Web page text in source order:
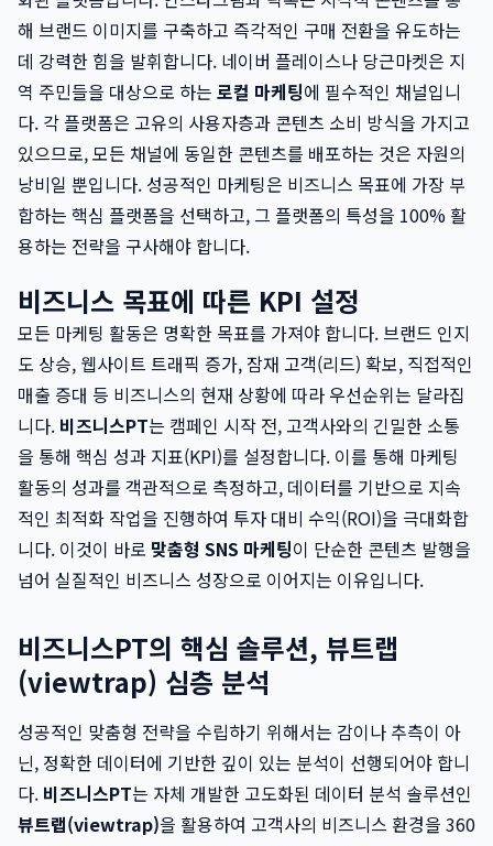
해 브랜드 이미지를 구축하고 즉각적인 구매 전환을 유도하는
데 강력한 힘을 발휘합니다. 네이버 플레이스나 당근마켓은 지
역 주민들을 대상으로 하는 로컬 마케팅에 필수적인 채널입니
다. 각 플랫폼은 고유의 사용자층과 콘텐츠 소비 방식을 가지고
있으므로, 모든 채널에 동일한 콘텐츠를 배포하는 것은 자원의
낭비일 뿐입니다. 성공적인 마케팅은 비즈니스 목표에 가장 부
합하는 핵심 플랫폼을 선택하고, 그 플랫폼의 특성을 100% 활
용하는 전략을 구사해야 합니다.
비즈니스 목표에 따른 KPI 설정
모든 마케팅 활동은 명확한 목표를 가져야 합니다. 브랜드 인지
도 상승, 웹사이트 트래픽 증가, 잠재 고객(리드) 확보, 직접적인
매출 증대 등 비즈니스의 현재 상황에 따라 우선순위는 달라집
니다. 비즈니스PT는 캠페인 시작 전, 고객사와의 긴밀한 소통
을 통해 핵심 성과 지표(KPI)를 설정합니다. 이를 통해 마케팅
활동의 성과를 객관적으로 측정하고, 데이터를 기반으로 지속
적인 최적화 작업을 진행하여 투자 대비 수익(ROI)을 극대화합
니다. 이것이 바로 맞춤형 SNS 마케팅이 단순한 콘텐츠 발행을
넘어 실질적인 비즈니스 성장으로 이어지는 이유입니다.
비즈니스PT의 핵심 솔루션, 뷰트랩
(viewtrap) 심층 분석
성공적인 맞춤형 전략을 수립하기 위해서는 감이나 추측이 아
닌, 정확한 데이터에 기반한 깊이 있는 분석이 선행되어야 합니
다. 비즈니스PT는 자체 개발한 고도화된 데이터 분석 솔루션인
뷰트랩(viewtrap)을 활용하여 고객사의 비즈니스 환경을 360